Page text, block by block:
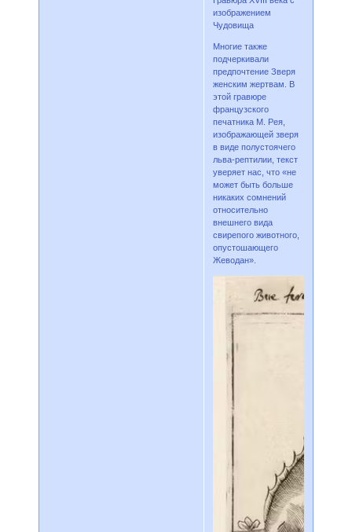
изображением
Чудовища
Многие также
подчеркивали
предпочтение Зверя
женским жертвам. В
этой гравюре
французского
печатника М. Рея,
изображающей зверя
в виде полустоячего
льва-рептилии, текст
уверяет нас, что «не
может быть больше
никаких сомнений
относительно
внешнего вида
свирепого животного,
опустошающего
Жеводан».